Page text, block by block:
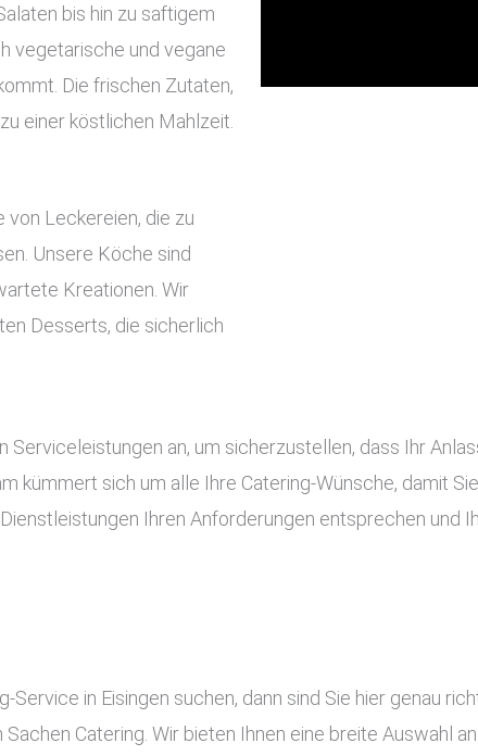
bis hin zu saftigem
vegetarische und vegane
Die frischen Zutaten,
einer köstlichen Mahlzeit.
von Leckereien, die zu
Unsere Köche sind
Kreationen. Wir
Desserts, die sicherlich
Serviceleistungen an, um sicherzustellen, dass Ihr
kümmert sich um alle Ihre Catering-Wünsche, damit
Ihren Anforderungen entsprechen und
in Eisingen suchen, dann sind Sie hier genau
Catering. Wir bieten Ihnen eine breite Auswahl